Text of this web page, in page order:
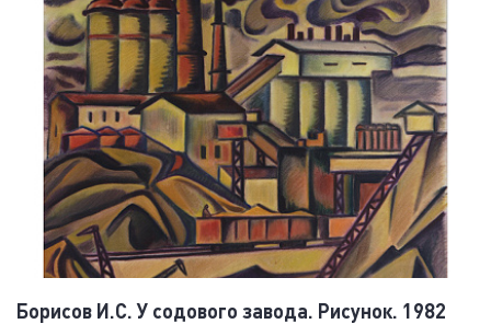
Борисов И.С. У содового завода. Рисунок. 1982